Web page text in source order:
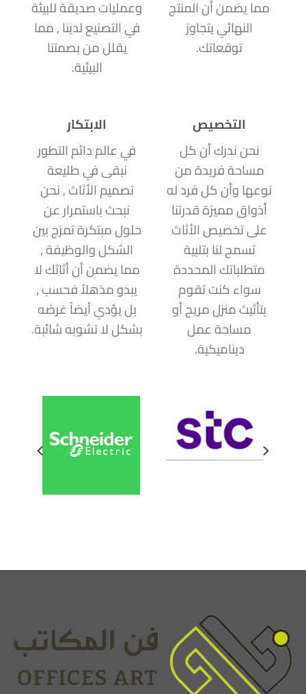
مما يضمن أن المنتج
النهائي يتجاوز
توقعاتك.
وعمليات صديقة للبيئة
في التصنيع لدينا , مما
يقلل من بصمتنا
البيئية.
التخصيص
نحن ندرك أن كل
مساحة فريدة من
نوعها وأن كل فرد له
أذواق مميزة قدرتنا
على تخصيص الأثاث
تسمح لنا بتلبية
متطلباتك المحددة
سواء كنت تقوم
بتأثيث منزل مريح أو
مساحة عمل
ديناميكية.
الابتكار
في عالم دائم التطور
نبقى في طليعة
تصميم الأثاث , نحن
نبحث باستمرار عن
حلول مبتكرة تمزج بين
الشكل والوظيفة ,
مما يضمن أن أثاثك لا
يبدو مذهلاُ فحسب ,
بل يؤدي أيضاً غرضه
بشكل لا تشوبه شائبة.